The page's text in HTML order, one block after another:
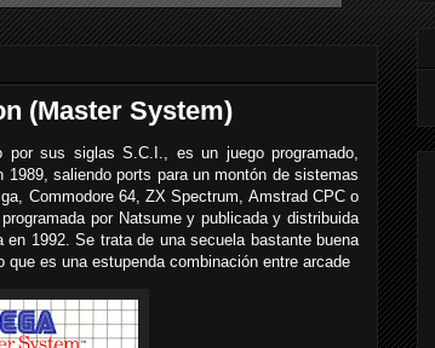
(Master System)
por sus siglas S.C.I., es un juego programado,
saliendo ports para un montón de sistemas
Commodore 64, ZX Spectrum, Amstrad CPC o
por Natsume y publicada y distribuida
1992. Se trata de una secuela bastante buena
es una estupenda combinación entre arcade